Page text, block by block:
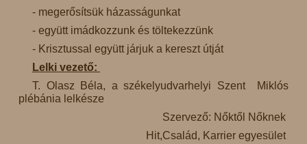
- megerősítsük házasságunkat
- együtt imádkozzunk és töltekezzünk
- Krisztussal együtt járjuk a kereszt útját
Lelki vezető:
T. Olasz Béla, a székelyudvarhelyi Szent Miklós
plébánia lelkésze
Szervező: Nőktől Nőknek
Hit,Család, Karrier egyesület